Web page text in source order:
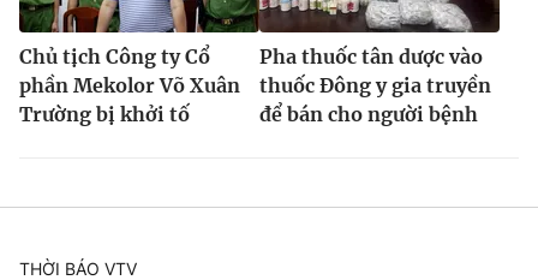
Chủ tịch Công ty Cổ
phần Mekolor Võ Xuân
Trường bị khởi tố
Pha thuốc tân dược vào
thuốc Đông y gia truyền
để bán cho người bệnh
THỜI BÁO VTV